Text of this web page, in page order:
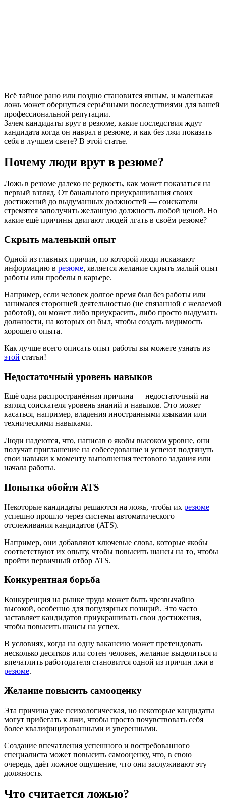
Всё тайное рано или поздно становится явным, и маленькая
ложь может обернуться серьёзными последствиями для вашей
профессиональной репутации.
Зачем кандидаты врут в резюме, какие последствия ждут
кандидата когда он наврал в резюме, и как без лжи показать
себя в лучшем свете? В этой статье.
Почему люди врут в резюме?
Ложь в резюме далеко не редкость, как может показаться на
первый взгляд. От банального приукрашивания своих
достижений до выдуманных должностей — соискатели
стремятся заполучить желанную должность любой ценой. Но
какие ещё причины двигают людей лгать в своём резюме?
Скрыть маленький опыт
Одной из главных причин, по которой люди искажают
информацию в резюме, является желание скрыть малый опыт
работы или пробелы в карьере.
Например, если человек долгое время был без работы или
занимался сторонней деятельностью (не связанной с желаемой
работой), он может либо приукрасить, либо просто выдумать
должности, на которых он был, чтобы создать видимость
хорошего опыта.
Как лучше всего описать опыт работы вы можете узнать из
этой статьи!
Недостаточный уровень навыков
Ещё одна распространённая причина — недостаточный на
взгляд соискателя уровень знаний и навыков. Это может
касаться, например, владения иностранными языками или
техническими навыками.
Люди надеются, что, написав о якобы высоком уровне, они
получат приглашение на собеседование и успеют подтянуть
свои навыки к моменту выполнения тестового задания или
начала работы.
Попытка обойти ATS
Некоторые кандидаты решаются на ложь, чтобы их резюме
успешно прошло через системы автоматического
отслеживания кандидатов (ATS).
Например, они добавляют ключевые слова, которые якобы
соответствуют их опыту, чтобы повысить шансы на то, чтобы
пройти первичный отбор ATS.
Конкурентная борьба
Конкуренция на рынке труда может быть чрезвычайно
высокой, особенно для популярных позиций. Это часто
заставляет кандидатов приукрашивать свои достижения,
чтобы повысить шансы на успех.
В условиях, когда на одну вакансию может претендовать
несколько десятков или сотен человек, желание выделиться и
впечатлить работодателя становится одной из причин лжи в
резюме.
Желание повысить самооценку
Эта причина уже психологическая, но некоторые кандидаты
могут прибегать к лжи, чтобы просто почувствовать себя
более квалифицированными и уверенными.
Создание впечатления успешного и востребованного
специалиста может повысить самооценку, что, в свою
очередь, даёт ложное ощущение, что они заслуживают эту
должность.
Что считается ложью?